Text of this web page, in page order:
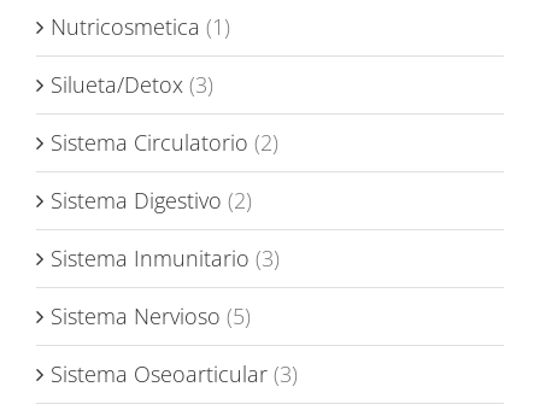
Nutricosmetica (1)
Silueta/Detox (3)
Sistema Circulatorio (2)
Sistema Digestivo (2)
Sistema Inmunitario (3)
Sistema Nervioso (5)
Sistema Oseoarticular (3)